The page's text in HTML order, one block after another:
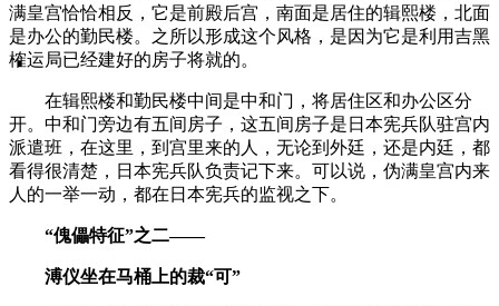
满皇宫恰恰相反，它是前殿后宫，南面是居住的辑熙楼，北面
是办公的勤民楼。之所以形成这个风格，是因为它是利用吉黑
榷运局已经建好的房子将就的。
在辑熙楼和勤民楼中间是中和门，将居住区和办公区分
开。中和门旁边有五间房子，这五间房子是日本宪兵队驻宫内
派遣班，在这里，到宫里来的人，无论到外廷，还是内廷，都
看得很清楚，日本宪兵队负责记下来。可以说，伪满皇宫内来
人的一举一动，都在日本宪兵的监视之下。
“傀儡特征”之二——
溥仪坐在马桶上的裁“可”